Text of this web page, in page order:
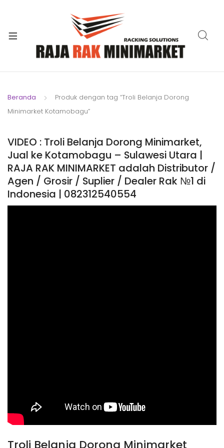
Beranda
Produk dengan tag “Troli Belanja Dorong
Minimarket Kotamobagu”
VIDEO : Troli Belanja Dorong Minimarket,
Jual ke Kotamobagu – Sulawesi Utara |
RAJA RAK MINIMARKET adalah Distributor /
Agen / Grosir / Suplier / Dealer Rak №1 di
Indonesia | 082312540554
Troli Belanja Dorong Minimarket